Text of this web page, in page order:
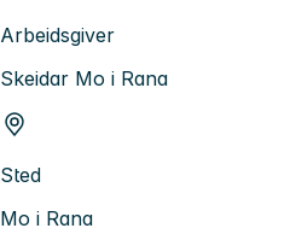
Arbeidsgiver
Skeidar Mo i Rana
Sted
Mo i Rana